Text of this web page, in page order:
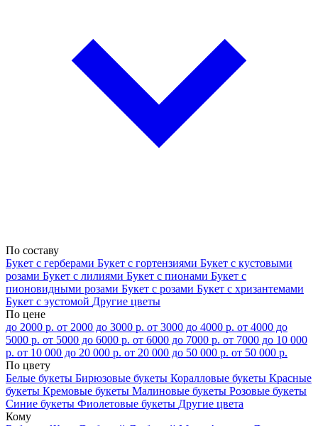
По составу
Букет с герберами Букет с гортензиями Букет с кустовыми
розами Букет с лилиями Букет с пионами Букет с
пионовидными розами Букет с розами Букет с хризантемами
Букет с эустомой Другие цветы
По цене
до 2000 р. от 2000 до 3000 р. от 3000 до 4000 р. от 4000 до
5000 р. от 5000 до 6000 р. от 6000 до 7000 р. от 7000 до 10 000
р. от 10 000 до 20 000 р. от 20 000 до 50 000 р. от 50 000 р.
По цвету
Белые букеты Бирюзовые букеты Коралловые букеты Красные
букеты Кремовые букеты Малиновые букеты Розовые букеты
Синие букеты Фиолетовые букеты Другие цвета
Кому